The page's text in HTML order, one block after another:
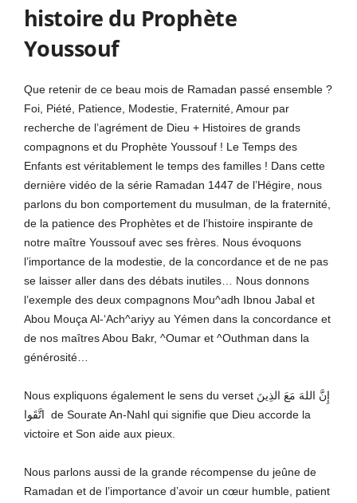
histoire du Prophète
Youssouf
Que retenir de ce beau mois de Ramadan passé ensemble ?
Foi, Piété, Patience, Modestie, Fraternité, Amour par
recherche de l’agrément de Dieu + Histoires de grands
compagnons et du Prophète Youssouf ! Le Temps des
Enfants est véritablement le temps des familles ! Dans cette
dernière vidéo de la série Ramadan 1447 de l’Hégire, nous
parlons du bon comportement du musulman, de la fraternité,
de la patience des Prophètes et de l’histoire inspirante de
notre maître Youssouf avec ses frères. Nous évoquons
l’importance de la modestie, de la concordance et de ne pas
se laisser aller dans des débats inutiles… Nous donnons
l’exemple des deux compagnons Mou^adh Ibnou Jabal et
Abou Mouça Al-‘Ach^ariyy au Yémen dans la concordance et
de nos maîtres Abou Bakr, ^Oumar et ^Outhman dans la
générosité…
Nous expliquons également le sens du verset إِنَّ اللهَ مَعَ الذِينَ
اتَّقَوا de Sourate An-Nahl qui signifie que Dieu accorde la
victoire et Son aide aux pieux.
Nous parlons aussi de la grande récompense du jeûne de
Ramadan et de l’importance d’avoir un cœur humble, patient